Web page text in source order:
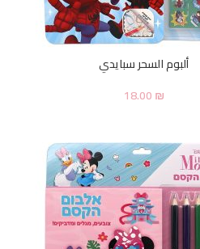
ألبوم السحر سبايدي
18.00₪